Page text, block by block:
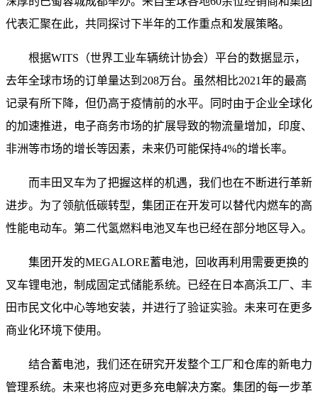
代表汇聚在此，共同探讨下半年的工作重点和发展策略。
根据WITS（世界工业车辆统计协会）平台的数据显示，
去年全球市场的订单量达到208万台。虽然相比2021年的最高
记录有所下降，但仍高于疫情前的水平。同时由于企业全球化
的加速推进，电子商务市场的扩展导致的物流量增加，印度、
非洲等市场的增长等因素，未来仍可能保持4%的增长率。
而丰田叉车为了把握这样的机遇，我们也在不断进行革新
进步。为了领航低碳转型，集团正在开发可以替代内燃车的高
性能电动车。第二代氢燃料电池叉车也已经在部分地区导入。
集团开发的MEGALORE蓄电池，回收再利用需要更换的
叉车锂电池，制成固定式储能系统。已经在日本高浜工厂、丰
田市民文化中心等地安装，并进行了验证实验。未来可在更多
商业化环境下使用。
结合蓄电池，我们还在研究开发整个工厂和仓库的新电力
管理系统。未来也将应对更多充电解决方案。集团的每一步革